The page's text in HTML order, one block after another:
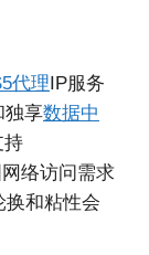
代理IP服务
独享数据中
持
络访问需求
换和粘性会